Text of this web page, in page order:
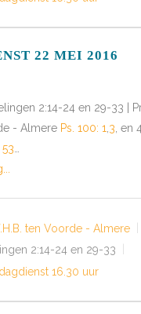
22 MEI 2016
2:14-24 en 29-33 |
- Almere Ps. 100: 1 3 , en
53
ten Voorde - Almere
2:14-24 en 29-33
16.30 uur